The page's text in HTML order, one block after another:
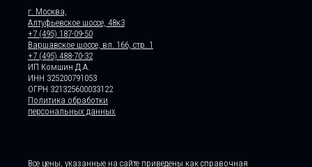
г. Москва,
Алтуфьевское шоссе, 48к3
+7 (495) 187-09-50
Варшавское шоссе, вл. 166, стр. 1
+7 (495) 488-70-32
ИП Комшин Д.А.
ИНН 325200791053
ОГРН 321325600033122
Политика обработки
персональных данных
Все цены, указанные на сайте приведены как справочная